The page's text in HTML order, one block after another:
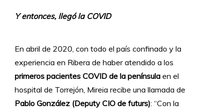
Y entonces, llegó la COVID
En abril de 2020, con todo el país confinado y la
experiencia en Ribera de haber atendido a los
primeros pacientes COVID de la península en el
hospital de Torrejón, Mireia recibe una llamada de
Pablo González (Deputy CIO de futurs): “Con la